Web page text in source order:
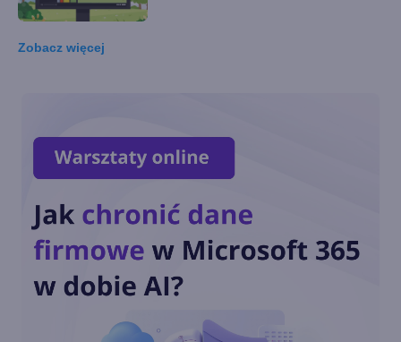
Windows Search. Krótka
historia systemowej
wyszukiwarki
Ustawienia dźwięku: Jak
wersji Windows 10?
Zobacz więcej